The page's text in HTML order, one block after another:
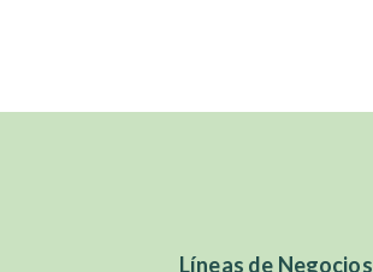
Líneas de Negocios